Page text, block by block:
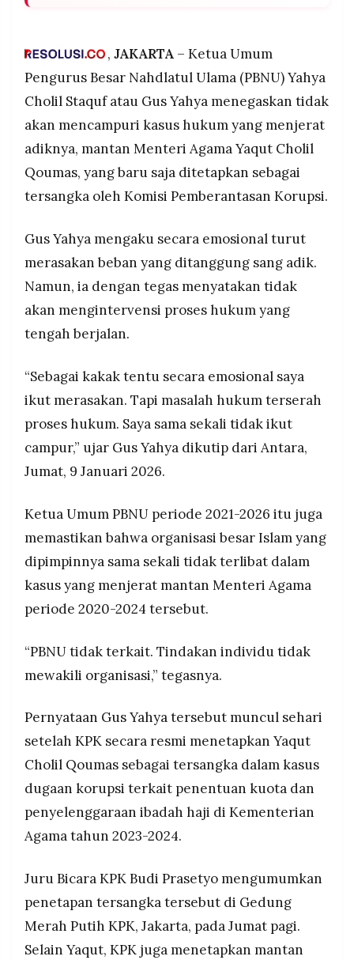
PT.
©
-
MEDIA
PRAMUDITA
akan mengintervensi proses hukum yang
secara emosional turut merasakan, dan
memastikan PBNU sebagai organisasi tidak
terkait dengan kasus tersebut.
KPK tetapkan dua tersangka – Yaqut Cholil
Qoumas dan mantan stafsusnya Ishfah Abidal
Aziz alias Gus Alex ditetapkan tersangka kasus
dugaan korupsi kuota haji 2023-2024, dijerat
kerugian negara diperkirakan lebih dari Rp1 triliun
yang masih dihitung BPK.
Tim hukum hormati proses – Penasihat hukum
Yaqut menyatakan menghormati proses hukum
dan menegaskan klien telah kooperatif sejak
tersangka termasuk prinsip praduga tidak
hukum tetap.
, JAKARTA– Ketua Umum
Pengurus Besar Nahdlatul Ulama (PBNU) Yahya
Cholil Staquf atau Gus Yahya menegaskan tidak
akan mencampuri kasus hukum yang menjerat
adiknya, mantan Menteri Agama Yaqut Cholil
Qoumas, yang baru saja ditetapkan sebagai
tersangka oleh Komisi Pemberantasan Korupsi.
Gus Yahya mengaku secara emosional turut
merasakan beban yang ditanggung sang adik.
Namun, ia dengan tegas menyatakan tidak
akan mengintervensi proses hukum yang
tengah berjalan.
“Sebagai kakak tentu secara emosional saya
ikut merasakan. Tapi masalah hukum terserah
proses hukum. Saya sama sekali tidak ikut
campur,” ujar Gus Yahya dikutip dari Antara,
Jumat, 9 Januari 2026.
Ketua Umum PBNU periode 2021-2026 itu juga
memastikan bahwa organisasi besar Islam yang
dipimpinnya sama sekali tidak terlibat dalam
kasus yang menjerat mantan Menteri Agama
periode 2020-2024 tersebut.
“PBNU tidak terkait. Tindakan individu tidak
mewakili organisasi,” tegasnya.
Pernyataan Gus Yahya tersebut muncul sehari
setelah KPK secara resmi menetapkan Yaqut
Cholil Qoumas sebagai tersangka dalam kasus
dugaan korupsi terkait penentuan kuota dan
penyelenggaraan ibadah haji di Kementerian
Agama tahun 2023-2024.
Juru Bicara KPK Budi Prasetyo mengumumkan
penetapan tersangka tersebut di Gedung
Merah Putih KPK, Jakarta, pada Jumat pagi.
Selain Yaqut, KPK juga menetapkan mantan